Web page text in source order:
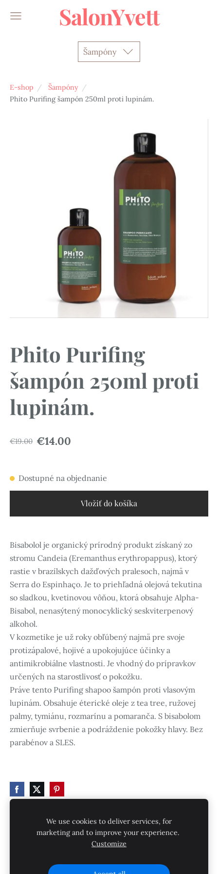
SalonYvett
Šampóny
E-shop
Šampóny
Phito Purifing šampón 250ml proti lupinám.
Phito Purifing
šampón 250ml proti
lupinám.
€19.00 €14.00
Dostupné na objednanie
Vložiť do košíka
Bisabolol je organický prírodný produkt získaný zo
stromu Candeia (Eremanthus erythropappus), ktorý
rastie v brazílskych dažďových pralesoch, najmä v
Serra do Espinhaço. Je to priehľadná olejová tekutina
so sladkou, kvetinovou vôňou, ktorá obsahuje Alpha-
Bisabol, nenasýtený monocyklický seskviterpenový
alkohol.
V kozmetike je už roky obľúbený najmä pre svoje
protizápalové, hojivé a upokojujúce účinky a
antimikrobiálne vlastnosti. Je vhodný do prípravkov
určených na starostlivosť o pokožku.
Práve tento Purifing shapoo šampón proti vlasovým
lupinám. Obsahuje éterické oleje z tea tree, ružovej
palmy, tymiánu, rozmarínu a pomaranča. S bisabolom
zmierňuje svrbenie a podráždenie pokožky hlavy. Bez
parabénov a SLES.
Súbory cookie
Vytvorené cezMozello.
We use cookies to deliver services, for
marketing and to improve your experience.
Customize